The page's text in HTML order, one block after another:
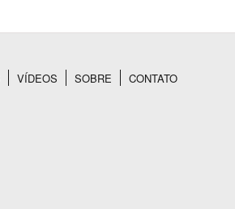
VÍDEOS SOBRE CONTATO